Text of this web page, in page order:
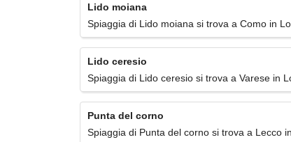
Lido moiana
Spiaggia di Lido moiana si trova a Como in
Lido ceresio
Spiaggia di Lido ceresio si trova a Varese in
Punta del corno
Spiaggia di Punta del corno si trova a Lecco